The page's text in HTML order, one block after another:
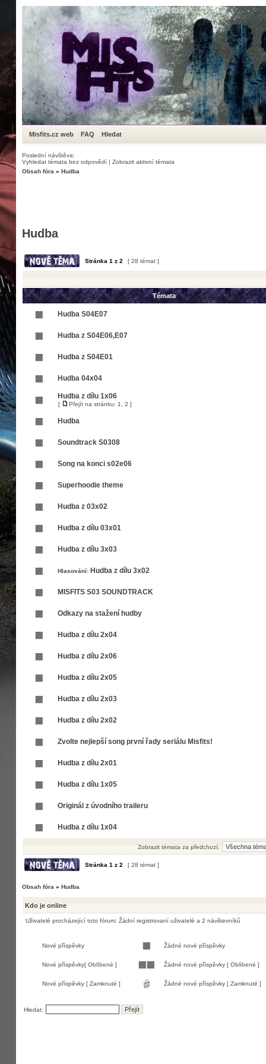
Misfits.cz web FAQ Hledat
Poslední návštěva:
Vyhledat témata bez odpovědí | Zobrazit aktivní témata
Obsah fóra » Hudba
Hudba
Stránka 1 z 2 [ 28 témat ]
Témata
Hudba S04E07
Hudba z S04E06,E07
Hudba z S04E01
Hudba 04x04
Hudba z dílu 1x06
[ Přejít na stránku: 1 2 ]
Hudba
Soundtrack S0308
Song na konci s02e06
Superhoodie theme
Hudba z 03x02
Hudba z dílu 03x01
Hudba z dílu 3x03
Hlasování: Hudba z dílu 3x02
MISFITS S03 SOUNDTRACK
Odkazy na stažení hudby
Hudba z dílu 2x04
Hudba z dílu 2x06
Hudba z dílu 2x05
Hudba z dílu 2x03
Hudba z dílu 2x02
Zvolte nejlepší song první řady seriálu Misfits!
Hudba z dílu 2x01
Hudba z dílu 1x05
Originál z úvodního traileru
Hudba z dílu 1x04
Zobrazit témata za předchozí:
Stránka 1 z 2 [ 28 témat ]
Obsah fóra » Hudba
Kdo je online
Uživatelé procházející toto fórum: Žádní registrovaní uživatelé a 2 návštevníků
Nové příspěvky Žádné nové příspěvky
Nové příspěvky[ Oblíbené ] Žádné nové příspěvky [ Oblíbené ]
Nové příspěvky [ Zamknuté ] Žádné nové příspěvky [ Zamknuté ]
Hledat: